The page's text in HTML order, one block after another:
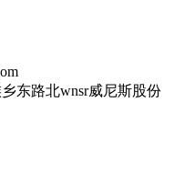
东路北wnsr威尼斯股份